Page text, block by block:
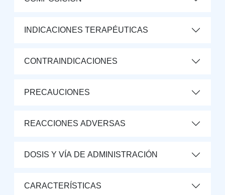
INDICACIONES TERAPÉUTICAS
CONTRAINDICACIONES
PRECAUCIONES
REACCIONES ADVERSAS
DOSIS Y VÍA DE ADMINISTRACIÓN
CARACTERÍSTICAS